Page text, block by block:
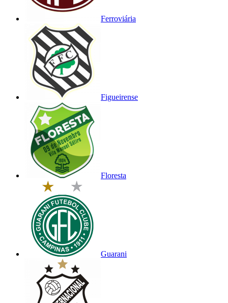
Ferroviária
Figueirense
Floresta
Guarani